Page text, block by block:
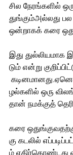
சில நேரங்களில்
துங்கும்அல்லது
ஒன்றாகக் கரை
இது துல்லியமாக
டும் என்று
ழல்களில் ஒரு
தான் நமக்குத்
கரை
கு கடலில்
ம் எதிர்கொண்டது